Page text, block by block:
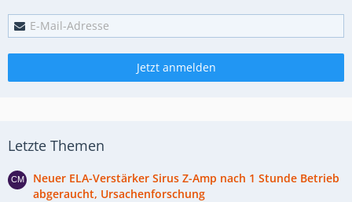
Jetzt anmelden
Letzte Themen
Neuer ELA-Verstärker Sirus Z-Amp nach 1 Stunde Betrieb
abgeraucht, Ursachenforschung